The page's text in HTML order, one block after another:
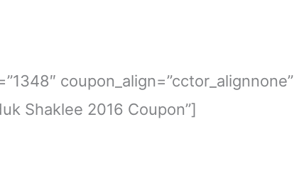
coupon_align=”cctor_alignnone”
Shaklee 2016 Coupon”]